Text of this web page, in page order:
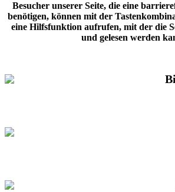
Besucher unserer Seite, die eine
benötigen, können mit der
eine Hilfsfunktion aufrufen, mit der die
und gelesen werden